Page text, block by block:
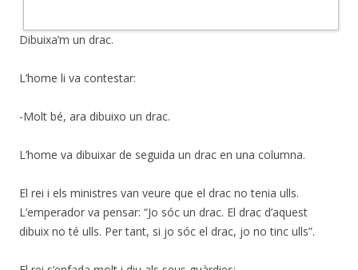
Dibuixa’m un drac.
L’home li va contestar:
-Molt bé, ara dibuixo un drac.
L’home va dibuixar de seguida un drac en una columna.
El rei i els ministres van veure que el drac no tenia ulls.
L’emperador va pensar: “Jo sóc un drac. El drac d’aquest
dibuix no té ulls. Per tant, si jo sóc el drac, jo no tinc ulls”.